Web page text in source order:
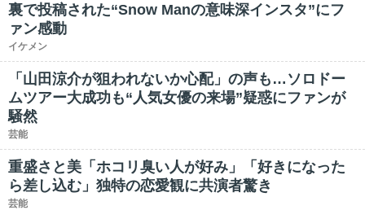
裏で投稿された“Snow Manの意味深インスタ”にフ
ァン感動
イケメン
「山田涼介が狙われないか心配」の声も…ソロドー
ムツアー大成功も“人気女優の来場”疑惑にファンが
騒然
芸能
重盛さと美「ホコリ臭い人が好み」「好きになった
ら差し込む」独特の恋愛観に共演者驚き
芸能